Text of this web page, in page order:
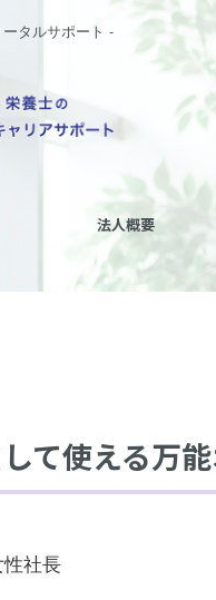
タルサポート -
法人概要
て使える万
社長